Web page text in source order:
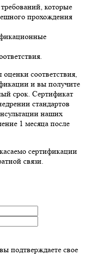
которые
прохождения
соответствия,
и вы получите
срок. Сертификат
стандартов
наших
1 месяца после
сертификации
связи.
подтверждаете свое